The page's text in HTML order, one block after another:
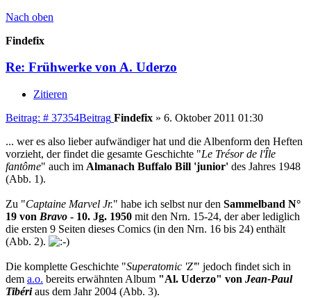
Nach oben
Findefix
Re: Frühwerke von A. Uderzo
Zitieren
Beitrag: # 37354Beitrag Findefix » 6. Oktober 2011 01:30
... wer es also lieber aufwändiger hat und die Albenform den Heften
vorzieht, der findet die gesamte Geschichte "Le Trésor de l'Île
fantôme" auch im Almanach Buffalo Bill 'junior' des Jahres 1948
(Abb. 1).
Zu "Captaine Marvel Jr." habe ich selbst nur den Sammelband N°
19 von Bravo - 10. Jg. 1950 mit den Nrn. 15-24, der aber lediglich
die ersten 9 Seiten dieses Comics (in den Nrn. 16 bis 24) enthält
(Abb. 2).
Die komplette Geschichte "Superatomic 'Z'" jedoch findet sich in
dem a.o. bereits erwähnten Album "Al. Uderzo" von Jean-Paul
Tibériaus dem Jahr 2004 (Abb. 3).